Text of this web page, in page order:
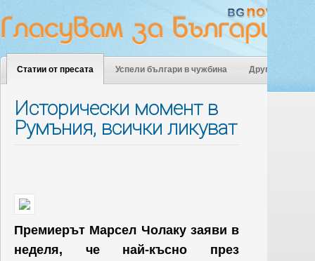
Статии от пресата Успели българи в чужбина Други
Исторически момент в
Румъния, всички ликуват
Премиерът Марсел Чолаку заяви в
неделя, че най-късно през